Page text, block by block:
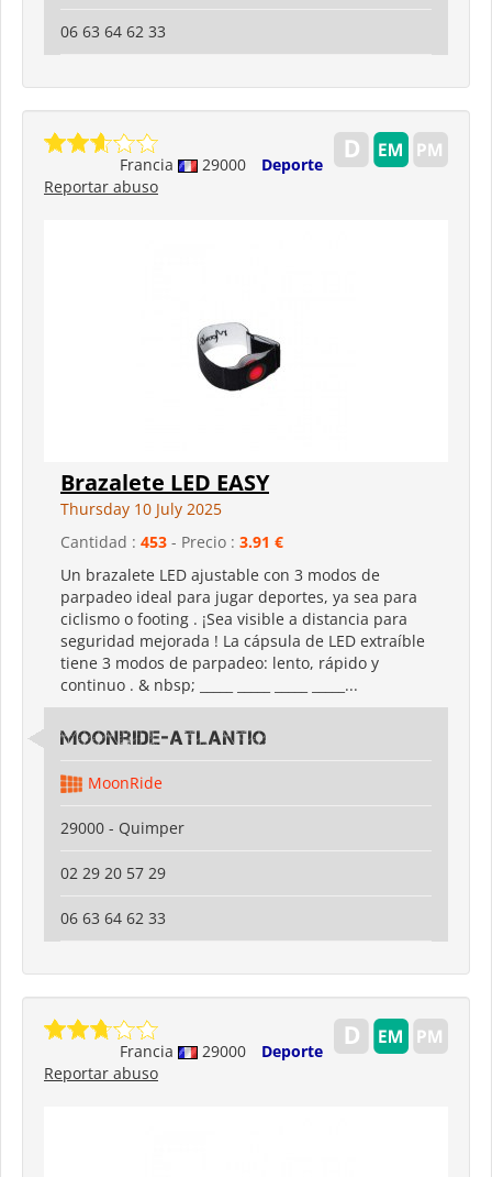
06 63 64 62 33
Francia 29000
Deporte
Reportar abuso
Brazalete LED EASY
Thursday 10 July 2025
Cantidad : 453 - Precio : 3.91 €
Un brazalete LED ajustable con 3 modos de
parpadeo ideal para jugar deportes, ya sea para
ciclismo o footing . ¡Sea visible a distancia para
seguridad mejorada ! La cápsula de LED extraíble
tiene 3 modos de parpadeo: lento, rápido y
continuo . & nbsp; _____ _____ _____ _____...
Moonride-Atlantiq
MoonRide
29000 - Quimper
02 29 20 57 29
06 63 64 62 33
Francia 29000
Deporte
Reportar abuso